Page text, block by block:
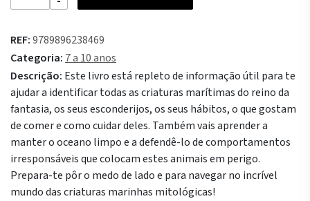
O
Livro
das
Criaturas
Mitológicas
Marinhas
REF:9789896238469
Categoria:7 a 10 anos
Descrição: Este livro está repleto de informação útil para te
ajudar a identificar todas as criaturas marítimas do reino da
fantasia, os seus esconderijos, os seus hábitos, o que gostam
de comer e como cuidar deles. Também vais aprender a
manter o oceano limpo e a defendê-lo de comportamentos
irresponsáveis que colocam estes animais em perigo.
Prepara-te pôr o medo de lado e para navegar no incrível
mundo das criaturas marinhas mitológicas!